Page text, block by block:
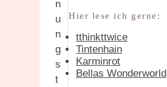
n
u
n
g
s
t
Hier lese ich gerne:
tthinkttwice
Tintenhain
Karminrot
Bellas Wonderworld